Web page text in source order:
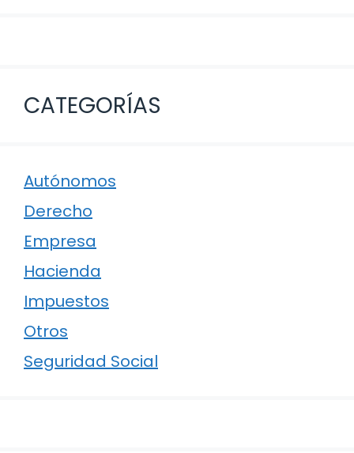
CATEGORÍAS
Autónomos
Derecho
Empresa
Hacienda
Impuestos
Otros
Seguridad Social